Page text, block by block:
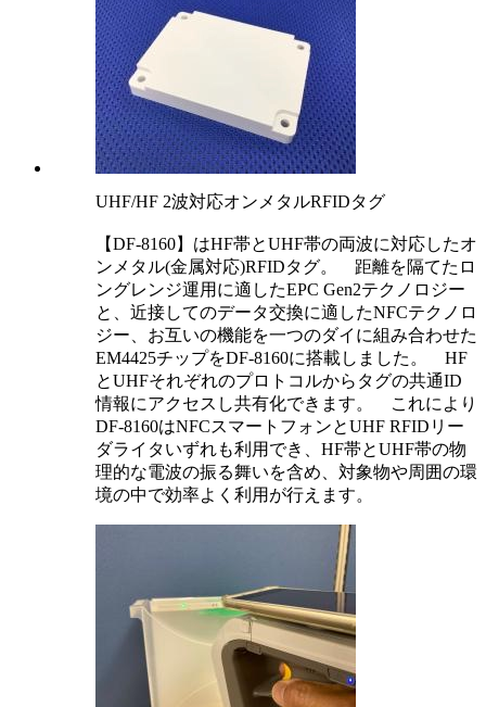
UHF/HF 2波対応オンメタルRFIDタグ
【DF-8160】はHF帯とUHF帯の両波に対応したオ
ンメタル(金属対応)RFIDタグ。 距離を隔てたロ
ングレンジ運用に適したEPC Gen2テクノロジー
と、近接してのデータ交換に適したNFCテクノロ
ジー、お互いの機能を一つのダイに組み合わせた
EM4425チップをDF-8160に搭載しました。 HF
とUHFそれぞれのプロトコルからタグの共通ID
情報にアクセスし共有化できます。 これにより
DF-8160はNFCスマートフォンとUHF RFIDリー
ダライタいずれも利用でき、HF帯とUHF帯の物
理的な電波の振る舞いを含め、対象物や周囲の環
境の中で効率よく利用が行えます。